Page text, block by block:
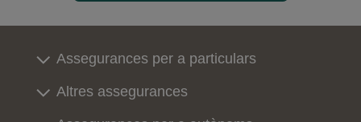
Assegurances per a particulars
Altres assegurances